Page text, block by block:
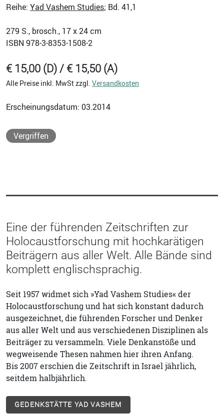
Reihe: Yad Vashem Studies; Bd. 41,1
279 S., brosch., 17 x 24 cm
ISBN 978-3-8353-1508-2
€ 15,00 (D) / € 15,50 (A)
Alle Preise inkl. MwSt zzgl. Versandkosten
Erscheinungsdatum: 03.2014
Vergriffen
Eine der führenden Zeitschriften zur
Holocaustforschung mit hochkarätigen
Beiträgern aus aller Welt. Alle Bände sind
komplett englischsprachig.
Seit 1957 widmet sich »Yad Vashem Studies« der
Holocaustforschung und hat sich konstant dadurch
ausgezeichnet, die führenden Forscher und Denker
aus aller Welt und aus verschiedenen Disziplinen als
Beiträger zu versammeln. Viele Denkanstöße und
wegweisende Thesen nahmen hier ihren Anfang.
Bis 2007 erschien die Zeitschrift in Israel jährlich,
seitdem halbjährlich.
GEDENKSTÄTTE YAD VASHEM